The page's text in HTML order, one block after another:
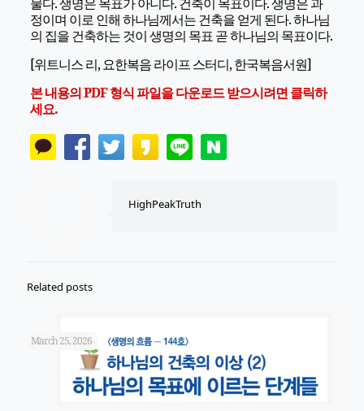
정이며 이로 인해 하나님께서는 건축을 얻게 된다. 하나님
의 집을 건축하는 것이 생명의 목표 곧 하나님의 목표이다.
[위트니스 리, 요한복음 라이프 스터디, 한국복음서원]
본 내용의 PDF 형식 파일을 다운로드 받으시려면 클릭하
세요.
HighPeakTruth
Related posts
March 25, 2026